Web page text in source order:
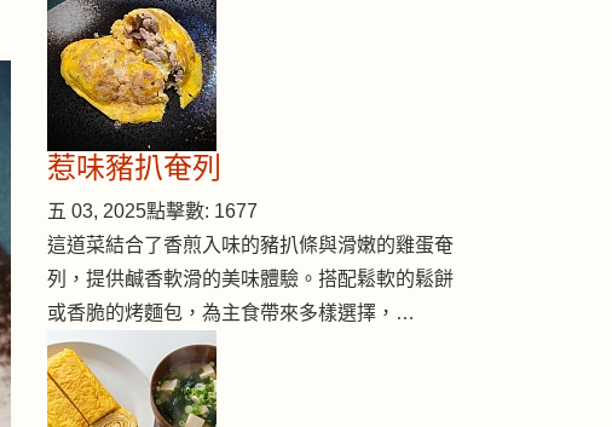
惹味豬扒奄列
五 03, 2025點擊數: 1677
這道菜結合了香煎入味的豬扒條與滑嫩的雞蛋奄
列，提供鹹香軟滑的美味體驗。搭配鬆軟的鬆餅
或香脆的烤麵包，為主食帶來多樣選擇，…